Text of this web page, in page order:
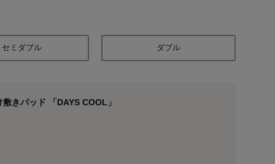
セミダブル ダブル
きパッド 「DAYS COOL」